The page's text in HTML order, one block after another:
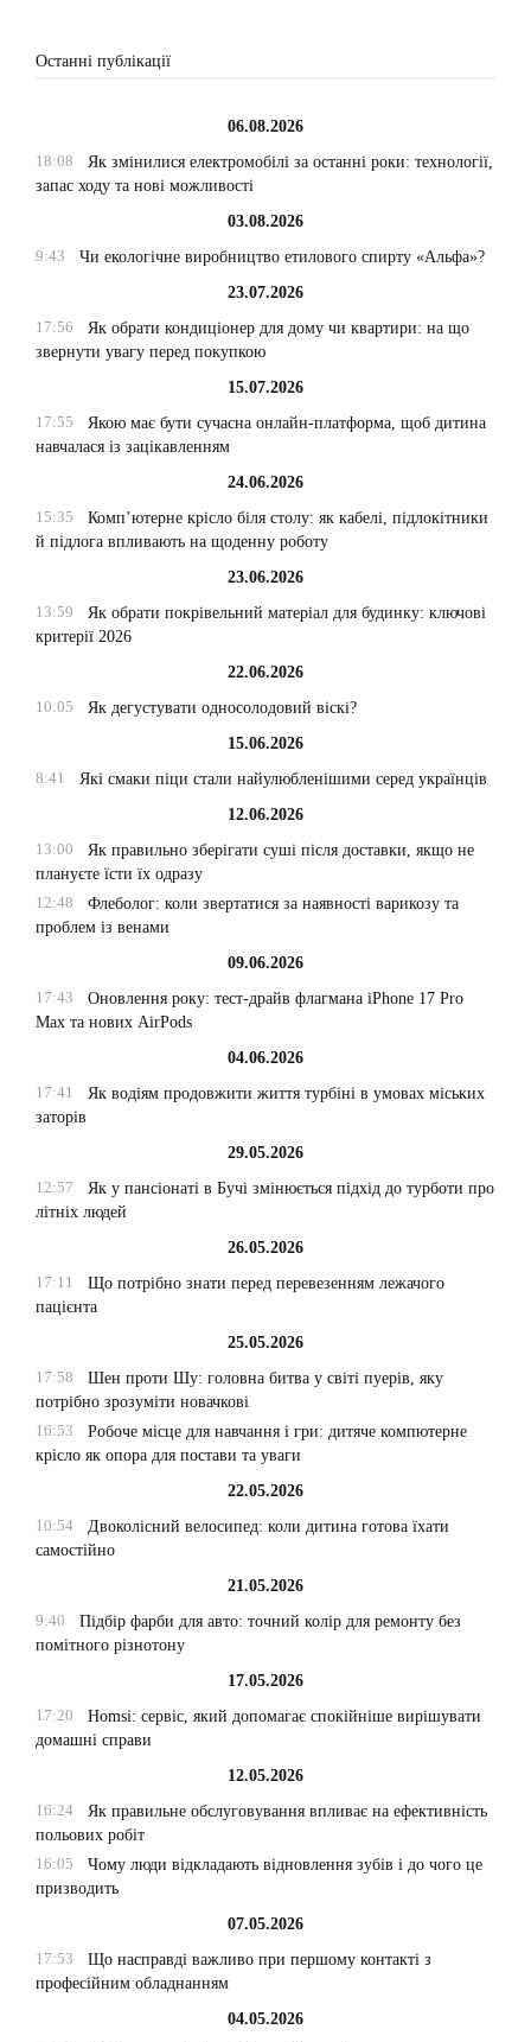
Останні публікації
06.08.2026
18:08
Як змінилися електромобілі за останні роки: технології,
запас ходу та нові можливості
03.08.2026
9:43
Чи екологічне виробництво етилового спирту «Альфа»?
23.07.2026
17:56
Як обрати кондиціонер для дому чи квартири: на що
звернути увагу перед покупкою
15.07.2026
17:55
Якою має бути сучасна онлайн-платформа, щоб дитина
навчалася із зацікавленням
24.06.2026
15:35
Комп’ютерне крісло біля столу: як кабелі, підлокітники
й підлога впливають на щоденну роботу
23.06.2026
13:59
Як обрати покрівельний матеріал для будинку: ключові
критерії 2026
22.06.2026
10:05
Як дегустувати односолодовий віскі?
15.06.2026
8:41
Які смаки піци стали найулюбленішими серед українців
12.06.2026
13:00
Як правильно зберігати суші після доставки, якщо не
плануєте їсти їх одразу
12:48
Флеболог: коли звертатися за наявності варикозу та
проблем із венами
09.06.2026
17:43
Оновлення року: тест-драйв флагмана iPhone 17 Pro
Max та нових AirPods
04.06.2026
17:41
Як водіям продовжити життя турбіні в умовах міських
заторів
29.05.2026
12:57
Як у пансіонаті в Бучі змінюється підхід до турботи про
літніх людей
26.05.2026
17:11
Що потрібно знати перед перевезенням лежачого
пацієнта
25.05.2026
17:58
Шен проти Шу: головна битва у світі пуерів, яку
потрібно зрозуміти новачкові
16:53
Робоче місце для навчання і гри: дитяче компютерне
крісло як опора для постави та уваги
22.05.2026
10:54
Двоколісний велосипед: коли дитина готова їхати
самостійно
21.05.2026
9:40
Підбір фарби для авто: точний колір для ремонту без
помітного різнотону
17.05.2026
17:20
Homsi: сервіс, який допомагає спокійніше вирішувати
домашні справи
12.05.2026
16:24
Як правильне обслуговування впливає на ефективність
польових робіт
16:05
Чому люди відкладають відновлення зубів і до чого це
призводить
07.05.2026
17:53
Що насправді важливо при першому контакті з
професійним обладнанням
04.05.2026